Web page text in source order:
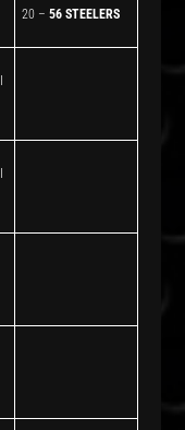
20 –56 STEELERS